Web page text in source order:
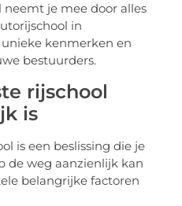
je mee door alles
in
unieke kenmerken en
bestuurders.
rijschool
is
is een beslissing die je
de weg aanzienlijk kan
belangrijke factoren